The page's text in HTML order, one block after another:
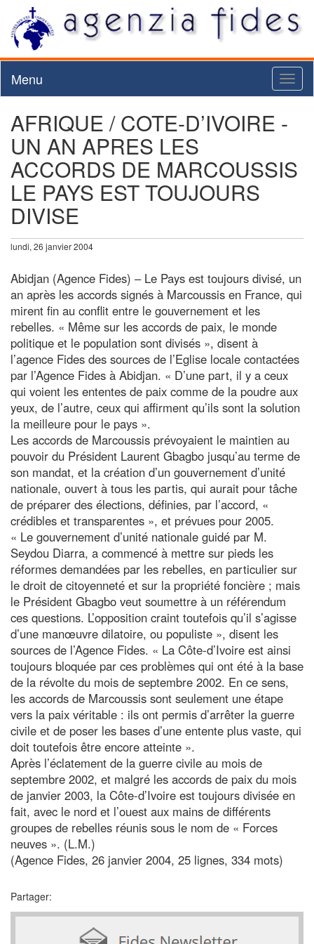
Menu
AFRIQUE / COTE-D’IVOIRE -
UN AN APRES LES
ACCORDS DE MARCOUSSIS
LE PAYS EST TOUJOURS
DIVISE
lundi, 26 janvier 2004
Abidjan (Agence Fides) – Le Pays est toujours divisé, un
an après les accords signés à Marcoussis en France, qui
mirent fin au conflit entre le gouvernement et les
rebelles. « Même sur les accords de paix, le monde
politique et le population sont divisés », disent à
l’agence Fides des sources de l’Eglise locale contactées
par l’Agence Fides à Abidjan. « D’une part, il y a ceux
qui voient les ententes de paix comme de la poudre aux
yeux, de l’autre, ceux qui affirment qu’ils sont la solution
la meilleure pour le pays ».
Les accords de Marcoussis prévoyaient le maintien au
pouvoir du Président Laurent Gbagbo jusqu’au terme de
son mandat, et la création d’un gouvernement d’unité
nationale, ouvert à tous les partis, qui aurait pour tâche
de préparer des élections, définies, par l’accord, «
crédibles et transparentes », et prévues pour 2005.
« Le gouvernement d’unité nationale guidé par M.
Seydou Diarra, a commencé à mettre sur pieds les
réformes demandées par les rebelles, en particulier sur
le droit de citoyenneté et sur la propriété foncière ; mais
le Président Gbagbo veut soumettre à un référendum
ces questions. L’opposition craint toutefois qu’il s’agisse
d’une manœuvre dilatoire, ou populiste », disent les
sources de l’Agence Fides. « La Côte-d’Ivoire est ainsi
toujours bloquée par ces problèmes qui ont été à la base
de la révolte du mois de septembre 2002. En ce sens,
les accords de Marcoussis sont seulement une étape
vers la paix véritable : ils ont permis d’arrêter la guerre
civile et de poser les bases d’une entente plus vaste, qui
doit toutefois être encore atteinte ».
Après l’éclatement de la guerre civile au mois de
septembre 2002, et malgré les accords de paix du mois
de janvier 2003, la Côte-d’Ivoire est toujours divisée en
fait, avec le nord et l’ouest aux mains de différents
groupes de rebelles réunis sous le nom de « Forces
neuves ». (L.M.)
(Agence Fides, 26 janvier 2004, 25 lignes, 334 mots)
Partager: